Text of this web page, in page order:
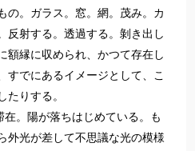
の。ガラス。窓。網。茂み。カ
反射する。透過する。剝き出し
額縁に収められ、かつて存在し
すでにあるイメージとして、こ
たりする。
。陽が落ちはじめている。も
外光が差して不思議な光の模様